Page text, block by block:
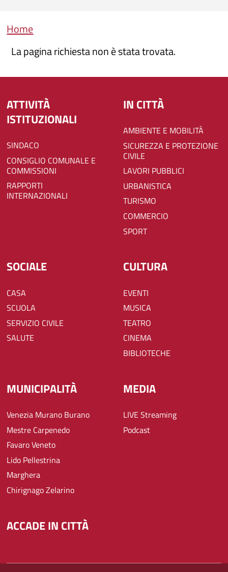
Briciole di pane
Home
La pagina richiesta non è stata trovata.
ATTIVITÀ
ISTITUZIONALI
SINDACO
CONSIGLIO COMUNALE E
COMMISSIONI
RAPPORTI
INTERNAZIONALI
IN CITTÀ
AMBIENTE E MOBILITÀ
SICUREZZA E PROTEZIONE
CIVILE
LAVORI PUBBLICI
URBANISTICA
TURISMO
COMMERCIO
SPORT
SOCIALE
CASA
SCUOLA
SERVIZIO CIVILE
SALUTE
CULTURA
EVENTI
MUSICA
TEATRO
CINEMA
BIBLIOTECHE
MUNICIPALITÀ
Venezia Murano Burano
Mestre Carpenedo
Favaro Veneto
Lido Pellestrina
Marghera
Chirignago Zelarino
MEDIA
LIVE Streaming
Podcast
ACCADE IN CITTÀ